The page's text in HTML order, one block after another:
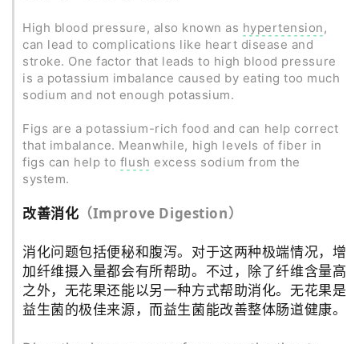
High blood pressure, also known as hypertension ,
can lead to complications like heart disease and
stroke. One factor that leads to high blood pressure
is a potassium imbalance caused by eating too much
sodium and not enough potassium.
Figs are a potassium-rich food and can help correct
that imbalance. Meanwhile, high levels of fiber in
figs can help to flush excess sodium from the
system.
改善消化 （Improve Digestion）
消化问题包括便秘和腹泻。对于这两种极端情况，增
加纤维摄入量都会有所帮助。不过，除了纤维含量高
之外，无花果还能以另一种方式帮助消化。无花果是
益生菌的极佳来源，而益生菌能改善整体肠道健康。